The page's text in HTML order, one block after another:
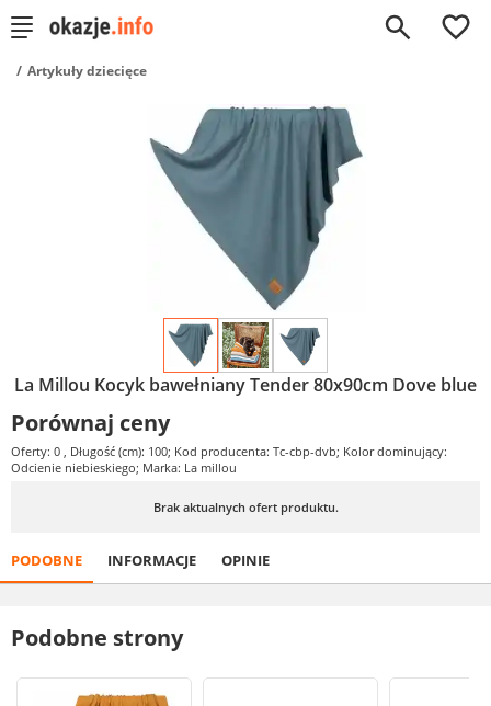
0
Artykuły dziecięce
La Millou Kocyk bawełniany Tender 80x90cm Dove blue
Porównaj ceny
Oferty: 0 , Długość (cm): 100; Kod producenta: Tc-cbp-dvb; Kolor dominujący:
Odcienie niebieskiego; Marka: La millou
Brak aktualnych ofert produktu.
PODOBNE INFORMACJE OPINIE
Podobne strony